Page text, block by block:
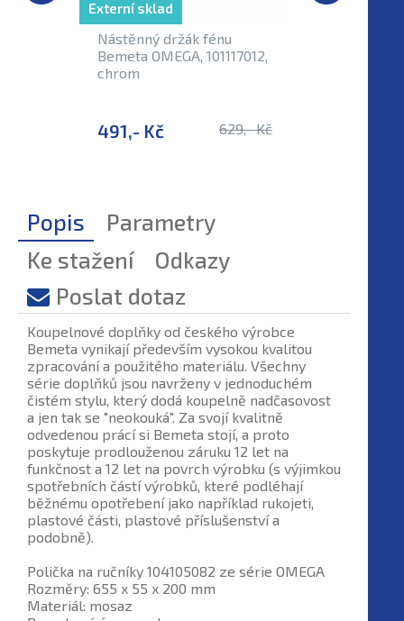
Nástěnný držák fénu
Bemeta OMEGA, 101117012,
chrom
491,- Kč 629,- Kč
Externí sklad Externí
Popis
Parametry
Ke stažení
Odkazy
Poslat dotaz
Koupelnové doplňky od českého výrobce
Bemeta vynikají především vysokou kvalitou
zpracování a použitého materiálu. Všechny
série doplňků jsou navrženy v jednoduchém
čistém stylu, který dodá koupelně nadčasovost
a jen tak se "neokouká". Za svojí kvalitně
odvedenou prácí si Bemeta stojí, a proto
poskytuje prodlouženou záruku 12 let na
funkčnost a 12 let na povrch výrobku (s výjimkou
spotřebních částí výrobků, které podléhají
běžnému opotřebení jako například rukojeti,
plastové části, plastové příslušenství a
podobně).
Polička na ručníky 104105082 ze série OMEGA
Rozměry: 655 x 55 x 200 mm
Materiál: mosaz